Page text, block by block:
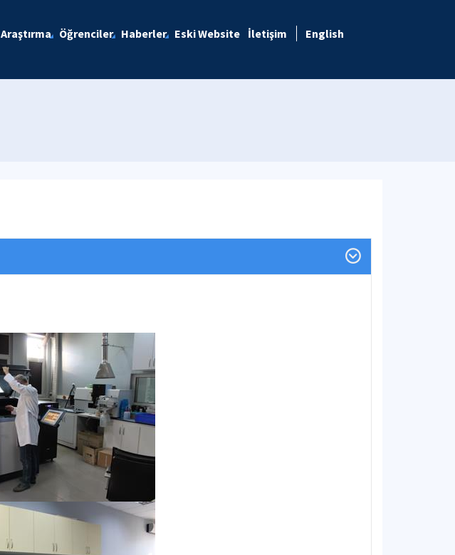
Araştırma Öğrenciler Haberler Eski Website İletişim English